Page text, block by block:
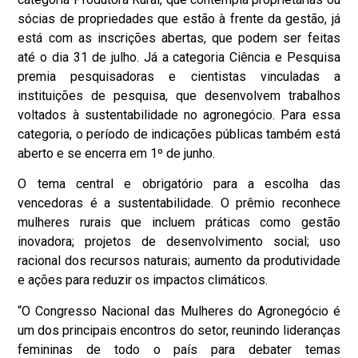
sócias de propriedades que estão à frente da gestão, já
está com as inscrições abertas, que podem ser feitas
até o dia 31 de julho. Já a categoria Ciência e Pesquisa
premia pesquisadoras e cientistas vinculadas a
instituições de pesquisa, que desenvolvem trabalhos
voltados à sustentabilidade no agronegócio. Para essa
categoria, o período de indicações públicas também está
aberto e se encerra em 1º de junho.
O tema central e obrigatório para a escolha das
vencedoras é a sustentabilidade. O prêmio reconhece
mulheres rurais que incluem práticas como gestão
inovadora; projetos de desenvolvimento social; uso
racional dos recursos naturais; aumento da produtividade
e ações para reduzir os impactos climáticos.
“O Congresso Nacional das Mulheres do Agronegócio é
um dos principais encontros do setor, reunindo lideranças
femininas de todo o país para debater temas